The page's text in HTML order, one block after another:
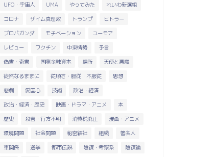
UFO・宇宙人 UMA やってみた
れいわ新選組
コロナ
ザイム真理教 トランプ
ヒトラー
プロパガンダ
モチベーション
ユーモア
レビュー
ワクチン 中東情勢
予言
偽書・奇書
国際金融資本 場所
天使と悪魔
徒然なるままに
従順さ・服従・不服従
思想
悲劇
愛国心 技術
政治・経済
政治・経済・歴史
映画・ドラマ・アニメ
本
歴史
殺害・行方不明 消費税廃止
漫画・アニメ
環境問題
社会問題 秘密結社 組織
著名人
車関係
選挙 都市伝説 陰謀・考察系
陰謀論